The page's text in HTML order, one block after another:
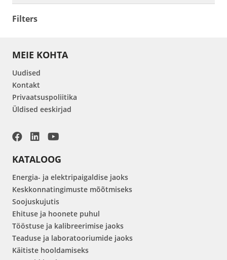
Filters
MEIE KOHTA
Uudised
Kontakt
Privaatsuspoliitika
Üldised eeskirjad
KATALOOG
Energia- ja elektripaigaldise jaoks
Keskkonnatingimuste mõõtmiseks
Soojuskujutis
Ehituse ja hoonete puhul
Tööstuse ja kalibreerimise jaoks
Teaduse ja laboratooriumide jaoks
Käitiste hooldamiseks